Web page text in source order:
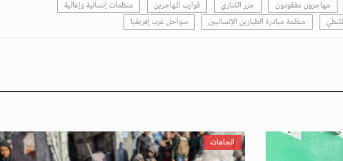
مهاجرون مفقودون جزر الكناري قوارب المهاجرين
منظمات إنسانية وإغاثية
منظمة مبادرة الطيارين الإنسانيين سواحل غرب إفريقيا
اتجاهات